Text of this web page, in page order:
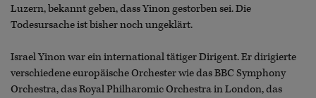
Luzern, bekannt geben, dass Yinon gestorben sei. Die
Todesursache ist bisher noch ungeklärt.
Israel Yinon war ein international tätiger Dirigent. Er dirigierte
verschiedene europäische Orchester wie das BBC Symphony
Orchestra, das Royal Philharomic Orchestra in London, das